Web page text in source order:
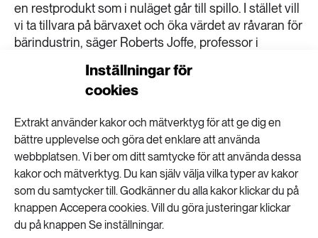
Inställningar för
cookies
Extrakt använder kakor och mätverktyg för att ge dig en
bättre upplevelse och göra det enklare att använda
webbplatsen. Vi ber om ditt samtycke för att använda dessa
kakor och mätverktyg. Du kan själv välja vilka typer av kakor
som du samtycker till. Godkänner du alla kakor klickar du på
knappen Accepera cookies. Vill du göra justeringar klickar
du på knappen Se inställningar.
en restprodukt som i nuläget går till spillo. I stället vill
vi ta tillvara på bärvaxet och öka värdet av råvaran för
bärindustrin, säger Roberts Joffe, professor i
universitet, i ettpressmeddelande
forskare från Luleå tekniska universitet, finska
forskningsinstitutet NIBIO hur vaxet från arktiska bär
bättre skulle kunna användas. – Bärvax kan till
exempel ge kosmetiska produkter fördelar som
skydd mot UV-strålning och antibakteriella
egenskaper, säger Roberts Joffe. Förutom
kosmetiska produkter så ser forskarna även
möjligheter att använda bärvax i tandvårdsprodukter,